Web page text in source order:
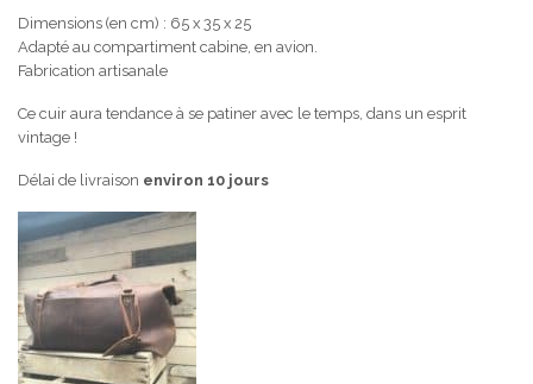
Dimensions (en cm) : 65 x 35 x 25
Adapté au compartiment cabine, en avion.
Fabrication artisanale
Ce cuir aura tendance à se patiner avec le temps, dans un esprit
vintage !
Délai de livraison environ 10 jours